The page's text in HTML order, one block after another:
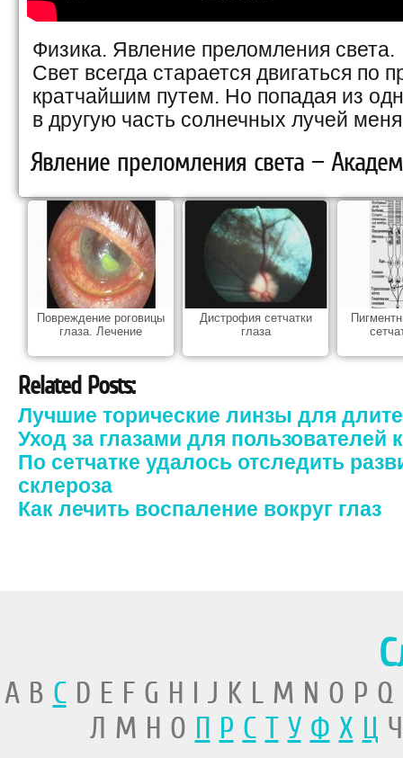
Физика. Явление преломления света.
Свет всегда старается двигаться по
кратчайшим путем. Но попадая из
в другую часть солнечных лучей
Явление преломления света —
Повреждение роговицы
глаза. Лечение
Дистрофия сетчатки
глаза
Related Posts:
Лучшие торические линзы для
Уход за глазами для пользователей
По сетчатке удалось отследить
склероза
Как лечить воспаление вокруг глаз
A B CD E F G H I J K L M N O P
Л М Н О П Р С Т У Ф Х Ц